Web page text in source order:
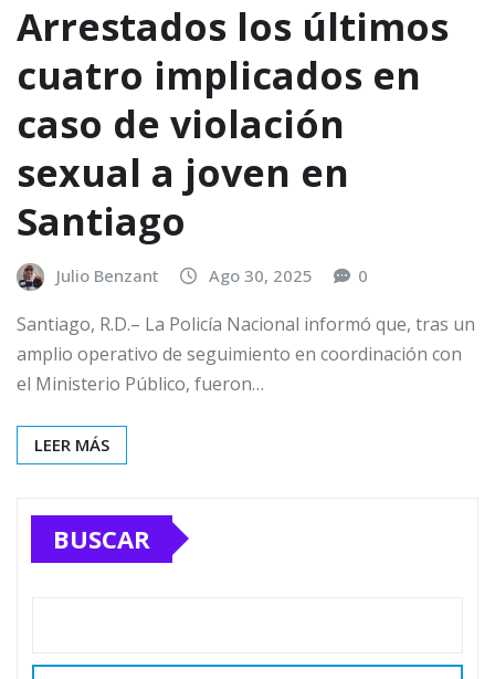
Arrestados los últimos
cuatro implicados en
caso de violación
sexual a joven en
Santiago
Julio Benzant Ago 30, 2025 0
Santiago, R.D.– La Policía Nacional informó que, tras un
amplio operativo de seguimiento en coordinación con
el Ministerio Público, fueron…
LEER MÁS
BUSCAR